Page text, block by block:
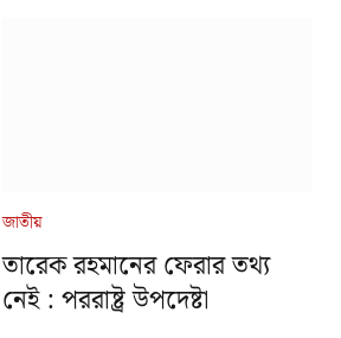
জাতীয়
তারেক রহমানের ফেরার তথ্য
নেই : পররাষ্ট্র উপদেষ্টা